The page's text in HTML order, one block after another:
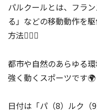
パルクールとは、フラ
る」などの移動動作を
方法🏃‍♀️✨
都市や自然のあらゆる
強く動くスポーツです🌍
日付は「パ（8）ルク（